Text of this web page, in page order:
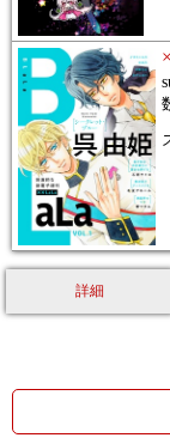
詳細